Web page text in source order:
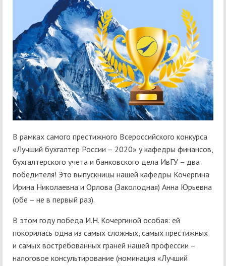
В рамках самого престижного Всероссийского конкурса
«Лучший бухгалтер России – 2020» у кафедры финансов,
бухгалтерского учета и банковского дела ИвГУ – два
победителя! Это выпускницы нашей кафедры Кочергина
Ирина Николаевна и Орлова (Заколодная) Анна Юрьевна
(обе – не в первый раз).
В этом году победа И.Н. Кочергиной особая: ей
покорилась одна из самых сложных, самых престижных
и самых востребованных граней нашей профессии –
налоговое консультирование (номинация «Лучший